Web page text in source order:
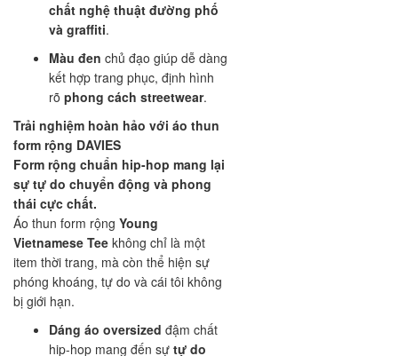
chất nghệ thuật đường phố
và graffiti.
Màu đen chủ đạo giúp dễ dàng
kết hợp trang phục, định hình
rõ phong cách streetwear.
Trải nghiệm hoàn hảo với áo thun
form rộng DAVIES
Form rộng chuẩn hip-hop mang lại
sự tự do chuyển động và phong
thái cực chất.
Áo thun form rộng Young
Vietnamese Tee không chỉ là một
item thời trang, mà còn thể hiện sự
phóng khoáng, tự do và cái tôi không
bị giới hạn.
Dáng áo oversized đậm chất
hip-hop mang đến sự tự do